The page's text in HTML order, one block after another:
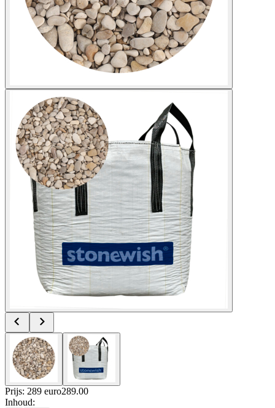
Prijs: 289 euro289.00
Inhoud: